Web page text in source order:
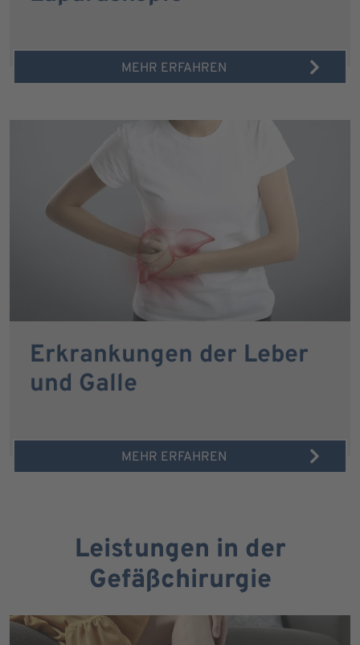
MEHR ERFAHREN
Erkrankungen der Leber
und Galle
MEHR ERFAHREN
Leistungen in der
Gefäßchirurgie